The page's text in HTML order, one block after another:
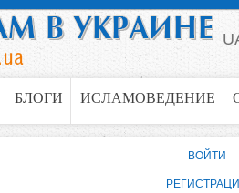
to navigation
БЛОГИ ИСЛАМОВЕДЕНИЕ
ВОЙТИ